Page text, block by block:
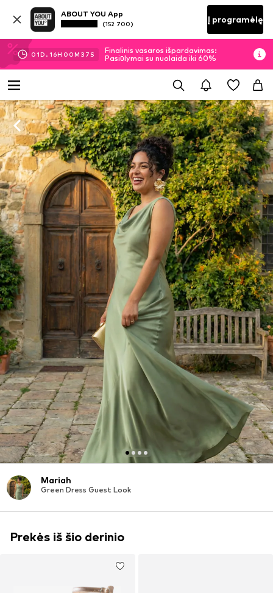
ABOUT YOU App
(152 700) Į programėlę
01D. 16H 00M 36 S
Finalinis vasaros išpardavimas:
Pasiūlymai su nuolaida iki 60%
Mariah
Green Dress Guest Look
Prekės iš šio derinio